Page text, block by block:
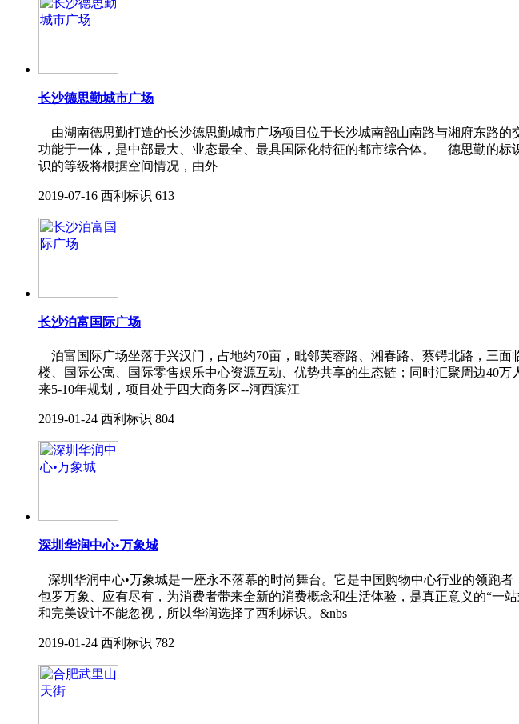
长沙德思勤城市广场
由湖南德思勤打造的长沙德思勤城市广场项目位于长沙城南韶山南路与湘府东路
功能于一体，是中部最大、业态最全、最具国际化特征的都市综合体。 德思勤的
识的等级将根据空间情况，由外
2019-07-16 西利标识 613
长沙泊富国际广场
泊富国际广场坐落于兴汉门，占地约70亩，毗邻芙蓉路、湘春路、蔡锷北路，三
楼、国际公寓、国际零售娱乐中心资源互动、优势共享的生态链；同时汇聚周边40
来5-10年规划，项目处于四大商务区--河西滨江
2019-01-24 西利标识 804
深圳华润中心•万象城
深圳华润中心•万象城是一座永不落幕的时尚舞台。它是中国购物中心行业的领跑
包罗万象、应有尽有，为消费者带来全新的消费概念和生活体验，是真正意义的“一
和完美设计不能忽视，所以华润选择了西利标识。&nbs
2019-01-24 西利标识 782